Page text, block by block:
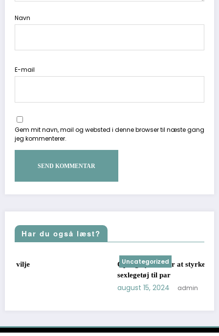
Navn
E-mail
Gem mit navn, mail og websted i denne browser til næste gang
jeg kommenterer.
Har du også læst?
Opdag nye måder at styrke jeres forhold på med
admin